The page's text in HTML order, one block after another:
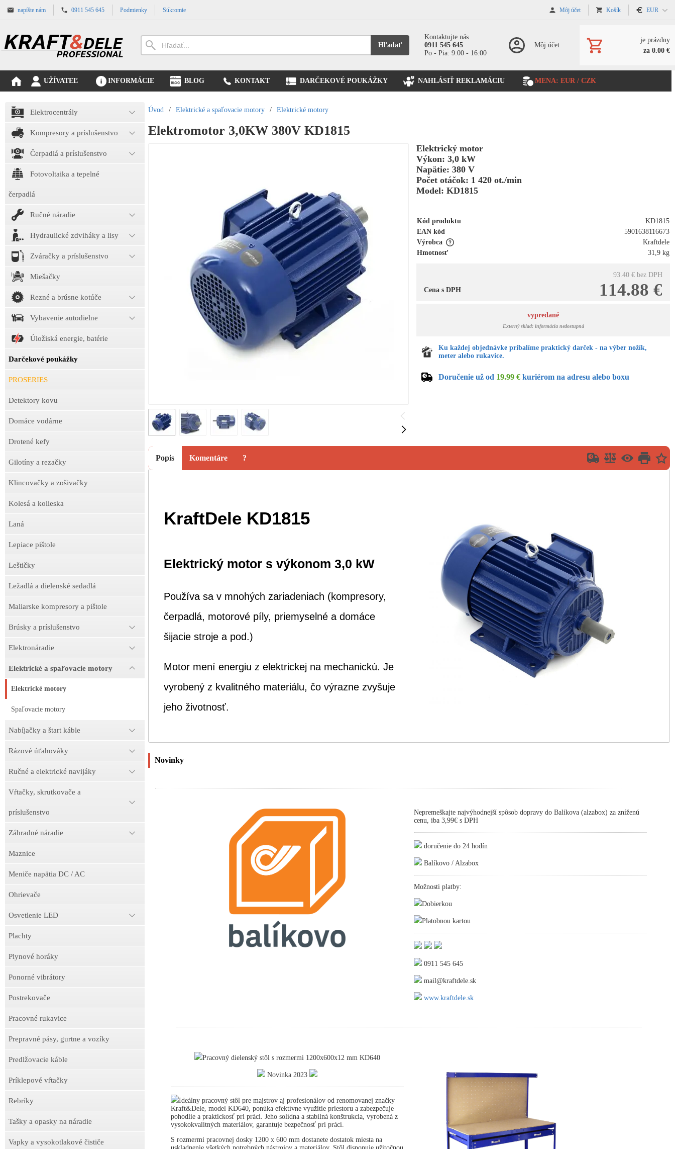
napíšte nám 0911 545 645 Podmienky Súkromie Môj účet Košík EUR
Hľadať
Kontaktujte nás
0911 545 645
Po - Pia: 9:00 - 16:00
Môj účet
je prázdny
za 0.00 €
UŽÍVATEĽ INFORMÁCIE BLOG KONTAKT DARČEKOVÉ POUKÁŽKY NAHLÁSIŤ REKLAMÁCIU MENA: EUR / CZK
Elektrocentrály
Kompresory a príslušenstvo
Čerpadlá a príslušenstvo
Fotovoltaika a tepelné
čerpadlá
Ručné náradie
Hydraulické zdviháky a lisy
Zváračky a príslušenstvo
Miešačky
Rezné a brúsne kotúče
Vybavenie autodielne
Úložiská energie, batérie
Darčekové poukážky
PROSERIES
Detektory kovu
Domáce vodárne
Drotené kefy
Gilotíny a rezačky
Klincovačky a zošivačky
Kolesá a kolieska
Laná
Lepiace pištole
Leštičky
Ležadlá a dielenské sedadlá
Maliarske kompresory a pištole
Brúsky a príslušenstvo
Elektronáradie
Elektrické a spaľovacie motory
Elektrické motory
Spaľovacie motory
Nabíjačky a štart káble
Rázové úťahováky
Ručné a elektrické navijáky
Vŕtačky, skrutkovače a
príslušenstvo
Záhradné náradie
Maznice
Meniče napätia DC / AC
Ohrievače
Osvetlenie LED
Plachty
Plynové horáky
Ponorné vibrátory
Postrekovače
Pracovné rukavice
Prepravné pásy, gurtne a vozíky
Predlžovacie káble
Príklepové vŕtačky
Rebríky
Tašky a opasky na náradie
Vapky a vysokotlakové čističe
Úvod / Elektrické a spaľovacie motory / Elektrické motory
Elektromotor 3,0KW 380V KD1815
Elektrický motor
Výkon: 3,0 kW
Napätie: 380 V
Počet otáčok: 1 420 ot./min
Model: KD1815
Kód produktu
KD1815
EAN kód
5901638116673
Výrobca
Kraftdele
Hmotnosť
31,9 kg
93.40 € bez DPH
114.88 €
Cena s DPH
vypredané
Externý sklad: informácia nedostupná
Ku každej objednávke pribalíme praktický darček - na výber nožík,
meter alebo rukavice.
Doručenie už od 19.99 € kuriérom na adresu alebo boxu
Popis Komentáre ?
KraftDele KD1815
Elektrický motor s výkonom 3,0 kW
Používa sa v mnohých zariadeniach (kompresory,
čerpadlá, motorové píly, priemyselné a domáce
šijacie stroje a pod.)
Motor mení energiu z elektrickej na mechanickú. Je
vyrobený z kvalitného materiálu, čo výrazne zvyšuje
jeho životnosť.
Novinky
Nepremeškajte najvýhodnejší spôsob dopravy do Balíkova (alzabox) za zníženú
cenu, iba 3,99€ s DPH
doručenie do 24 hodín
Balíkovo / Alzabox
Možnosti platby:
Dobierkou
Platobnou kartou
0911 545 645
mail@kraftdele.sk
www.kraftdele.sk
Pracovný dielenský stôl s rozmermi 1200x600x12 mm KD640
Novinka 2023
Ideálny pracovný stôl pre majstrov aj profesionálov od renomovanej značky
Kraft&Dele, model KD640, ponúka efektívne využitie priestoru a zabezpečuje
pohodlie a praktickosť pri práci. Jeho solídna a stabilná konštrukcia, vyrobená z
vysokokvalitných materiálov, garantuje bezpečnosť pri práci.
S rozmermi pracovnej dosky 1200 x 600 mm dostanete dostatok miesta na